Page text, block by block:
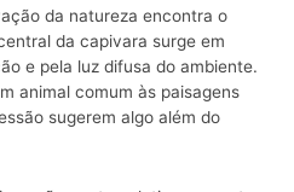
da natureza encontra o
da capivara surge em
e pela luz difusa do ambiente.
animal comum às paisagens
sugerem algo além do